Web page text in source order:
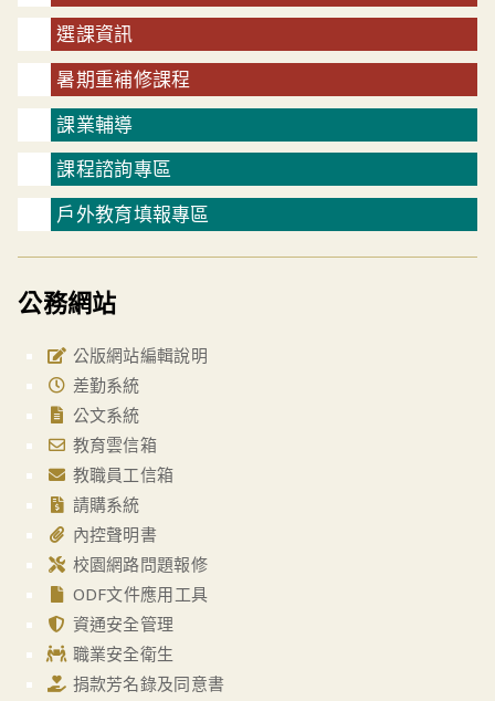
選課資訊
暑期重補修課程
課業輔導
課程諮詢專區
戶外教育填報專區
公務網站
公版網站編輯說明
差勤系統
公文系統
教育雲信箱
教職員工信箱
請購系統
內控聲明書
校園網路問題報修
ODF文件應用工具
資通安全管理
職業安全衛生
捐款芳名錄及同意書